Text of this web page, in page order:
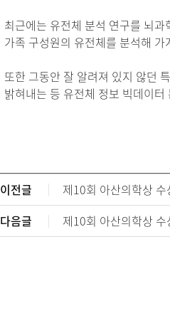
최근에는 유전체 분석 연구를 뇌
가족 구성원의 유전체를 분석해
또한 그동안 잘 알려져 있지 않던
밝혀내는 등 유전체 정보 빅데이
이전글
제10회 아산의학상
다음글
제10회 아산의학상